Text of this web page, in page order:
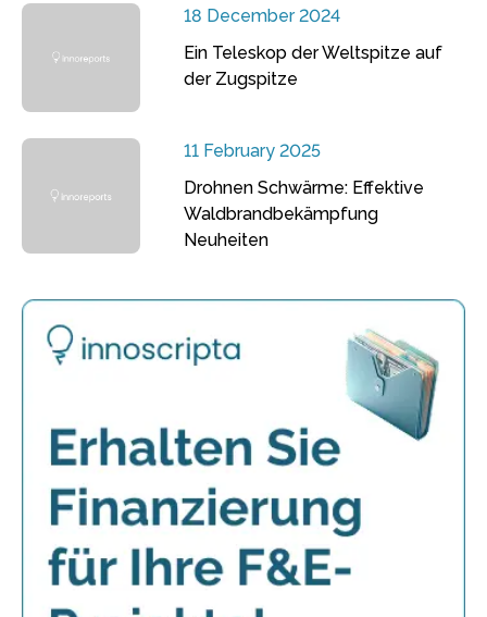
18 December 2024
Ein Teleskop der Weltspitze auf
der Zugspitze
11 February 2025
Drohnen Schwärme: Effektive
Waldbrandbekämpfung
Neuheiten